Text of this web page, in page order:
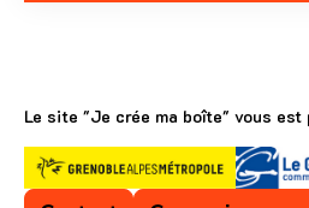
Le site "Je crée ma boîte" vous est